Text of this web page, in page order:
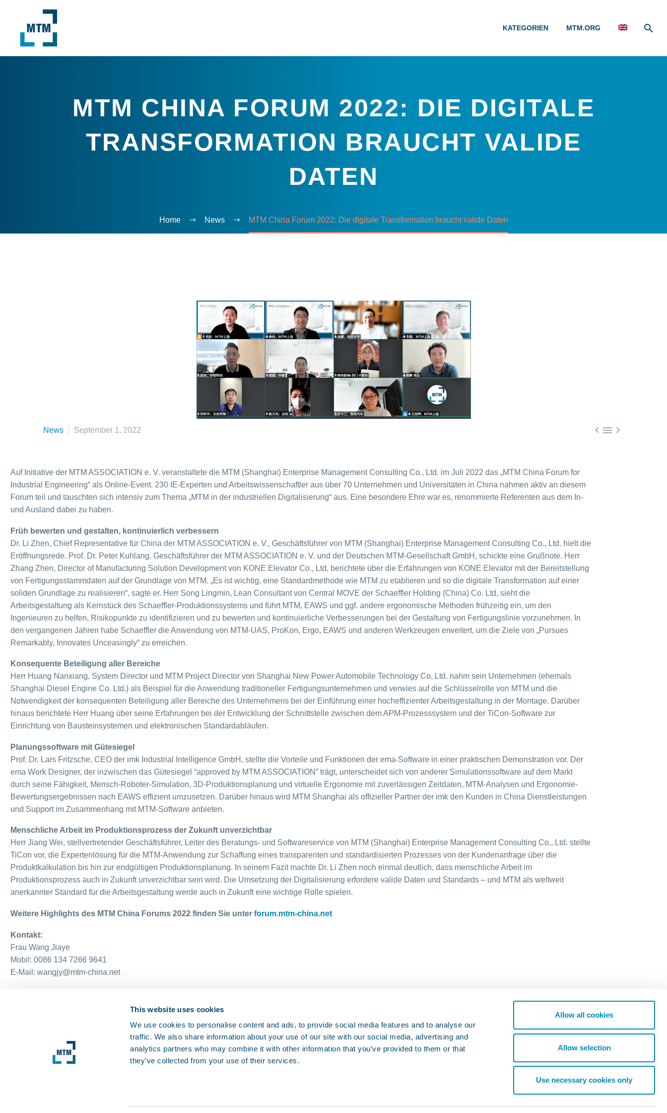
This website uses cookies
We use cookies to personalise content and ads, to provide social media features and to analyse our
traffic. We also share information about your use of our site with our social media, advertising and
analytics partners who may combine it with other information that you’ve provided to them or that
they’ve collected from your use of their services.
Allow all cookies
Allow selection
Use necessary cookies only
KATEGORIEN MTM.ORG
MTM CHINA FORUM 2022: DIE DIGITALE
TRANSFORMATION BRAUCHT VALIDE
DATEN
Home News MTM China Forum 2022: Die digitale Transformation braucht valide Daten
  
News September 1, 2022
Auf Initiative der MTM ASSOCIATION e. V. veranstaltete die MTM (Shanghai) Enterprise Management Consulting Co., Ltd. im Juli 2022 das „MTM China Forum for
Industrial Engineering“ als Online-Event. 230 IE-Experten und Arbeitswissenschaftler aus über 70 Unternehmen und Universitäten in China nahmen aktiv an diesem
Forum teil und tauschten sich intensiv zum Thema „MTM in der industriellen Digitalisierung“ aus. Eine besondere Ehre war es, renommierte Referenten aus dem In-
und Ausland dabei zu haben.
Früh bewerten und gestalten, kontinuierlich verbessern
Dr. Li Zhen, Chief Representative für China der MTM ASSOCIATION e. V., Geschäftsführer von MTM (Shanghai) Enterprise Management Consulting Co., Ltd. hielt die
Eröffnungsrede. Prof. Dr. Peter Kuhlang, Geschäftsführer der MTM ASSOCIATION e. V. und der Deutschen MTM-Gesellschaft GmbH, schickte eine Grußnote. Herr
Zhang Zhen, Director of Manufacturing Solution Development von KONE Elevator Co., Ltd, berichtete über die Erfahrungen von KONE Elevator mit der Bereitstellung
von Fertigungsstammdaten auf der Grundlage von MTM. „Es ist wichtig, eine Standardmethode wie MTM zu etablieren und so die digitale Transformation auf einer
soliden Grundlage zu realisieren“, sagte er. Herr Song Lingmin, Lean Consultant von Central MOVE der Schaeffler Holding (China) Co. Ltd, sieht die
Arbeitsgestaltung als Kernstück des Schaeffler-Produktionssystems und führt MTM, EAWS und ggf. andere ergonomische Methoden frühzeitig ein, um den
Ingenieuren zu helfen, Risikopunkte zu identifizieren und zu bewerten und kontinuierliche Verbesserungen bei der Gestaltung von Fertigungslinie vorzunehmen. In
den vergangenen Jahren habe Schaeffler die Anwendung von MTM-UAS, ProKon, Ergo, EAWS und anderen Werkzeugen erweitert, um die Ziele von „Pursues
Remarkably, Innovates Unceasingly“ zu erreichen.
Konsequente Beteiligung aller Bereiche
Herr Huang Nanxiang, System Director und MTM Project Director von Shanghai New Power Automobile Technology Co, Ltd. nahm sein Unternehmen (ehemals
Shanghai Diesel Engine Co. Ltd.) als Beispiel für die Anwendung traditioneller Fertigungsunternehmen und verwies auf die Schlüsselrolle von MTM und die
Notwendigkeit der konsequenten Beteiligung aller Bereiche des Unternehmens bei der Einführung einer hocheffizienter Arbeitsgestaltung in der Montage. Darüber
hinaus berichtete Herr Huang über seine Erfahrungen bei der Entwicklung der Schnittstelle zwischen dem APM-Prozesssystem und der TiCon-Software zur
Einrichtung von Bausteinsystemen und elektronischen Standardabläufen.
Planungssoftware mit Gütesiegel
Prof. Dr. Lars Fritzsche, CEO der imk Industrial Intelligence GmbH, stellte die Vorteile und Funktionen der ema-Software in einer praktischen Demonstration vor. Der
ema Work Designer, der inzwischen das Gütesiegel “approved by MTM ASSOCIATION” trägt, unterscheidet sich von anderer Simulationssoftware auf dem Markt
durch seine Fähigkeit, Mensch-Roboter-Simulation, 3D-Produktionsplanung und virtuelle Ergonomie mit zuverlässigen Zeitdaten, MTM-Analysen und Ergonomie-
Bewertungsergebnissen nach EAWS effizient umzusetzen. Darüber hinaus wird MTM Shanghai als offizieller Partner der imk den Kunden in China Dienstleistungen
und Support im Zusammenhang mit MTM-Software anbieten.
Menschliche Arbeit im Produktionsprozess der Zukunft unverzichtbar
Herr Jiang Wei, stellvertretender Geschäftsführer, Leiter des Beratungs- und Softwareservice von MTM (Shanghai) Enterprise Management Consulting Co., Ltd. stellte
TiCon vor, die Expertenlösung für die MTM-Anwendung zur Schaffung eines transparenten und standardisierten Prozesses von der Kundenanfrage über die
Produktkalkulation bis hin zur endgültigen Produktionsplanung. In seinem Fazit machte Dr. Li Zhen noch einmal deutlich, dass menschliche Arbeit im
Produktionsprozess auch in Zukunft unverzichtbar sein wird. Die Umsetzung der Digitalisierung erfordere valide Daten und Standards – und MTM als weltweit
anerkannter Standard für die Arbeitsgestaltung werde auch in Zukunft eine wichtige Rolle spielen.
Weitere Highlights des MTM China Forums 2022 finden Sie unter forum.mtm-china.net
Kontakt:
Frau Wang Jiaye
Mobil: 0086 134 7266 9641
E-Mail: wangjy@mtm-china.net
© 2025 MTM ASSOCIATION e. V.